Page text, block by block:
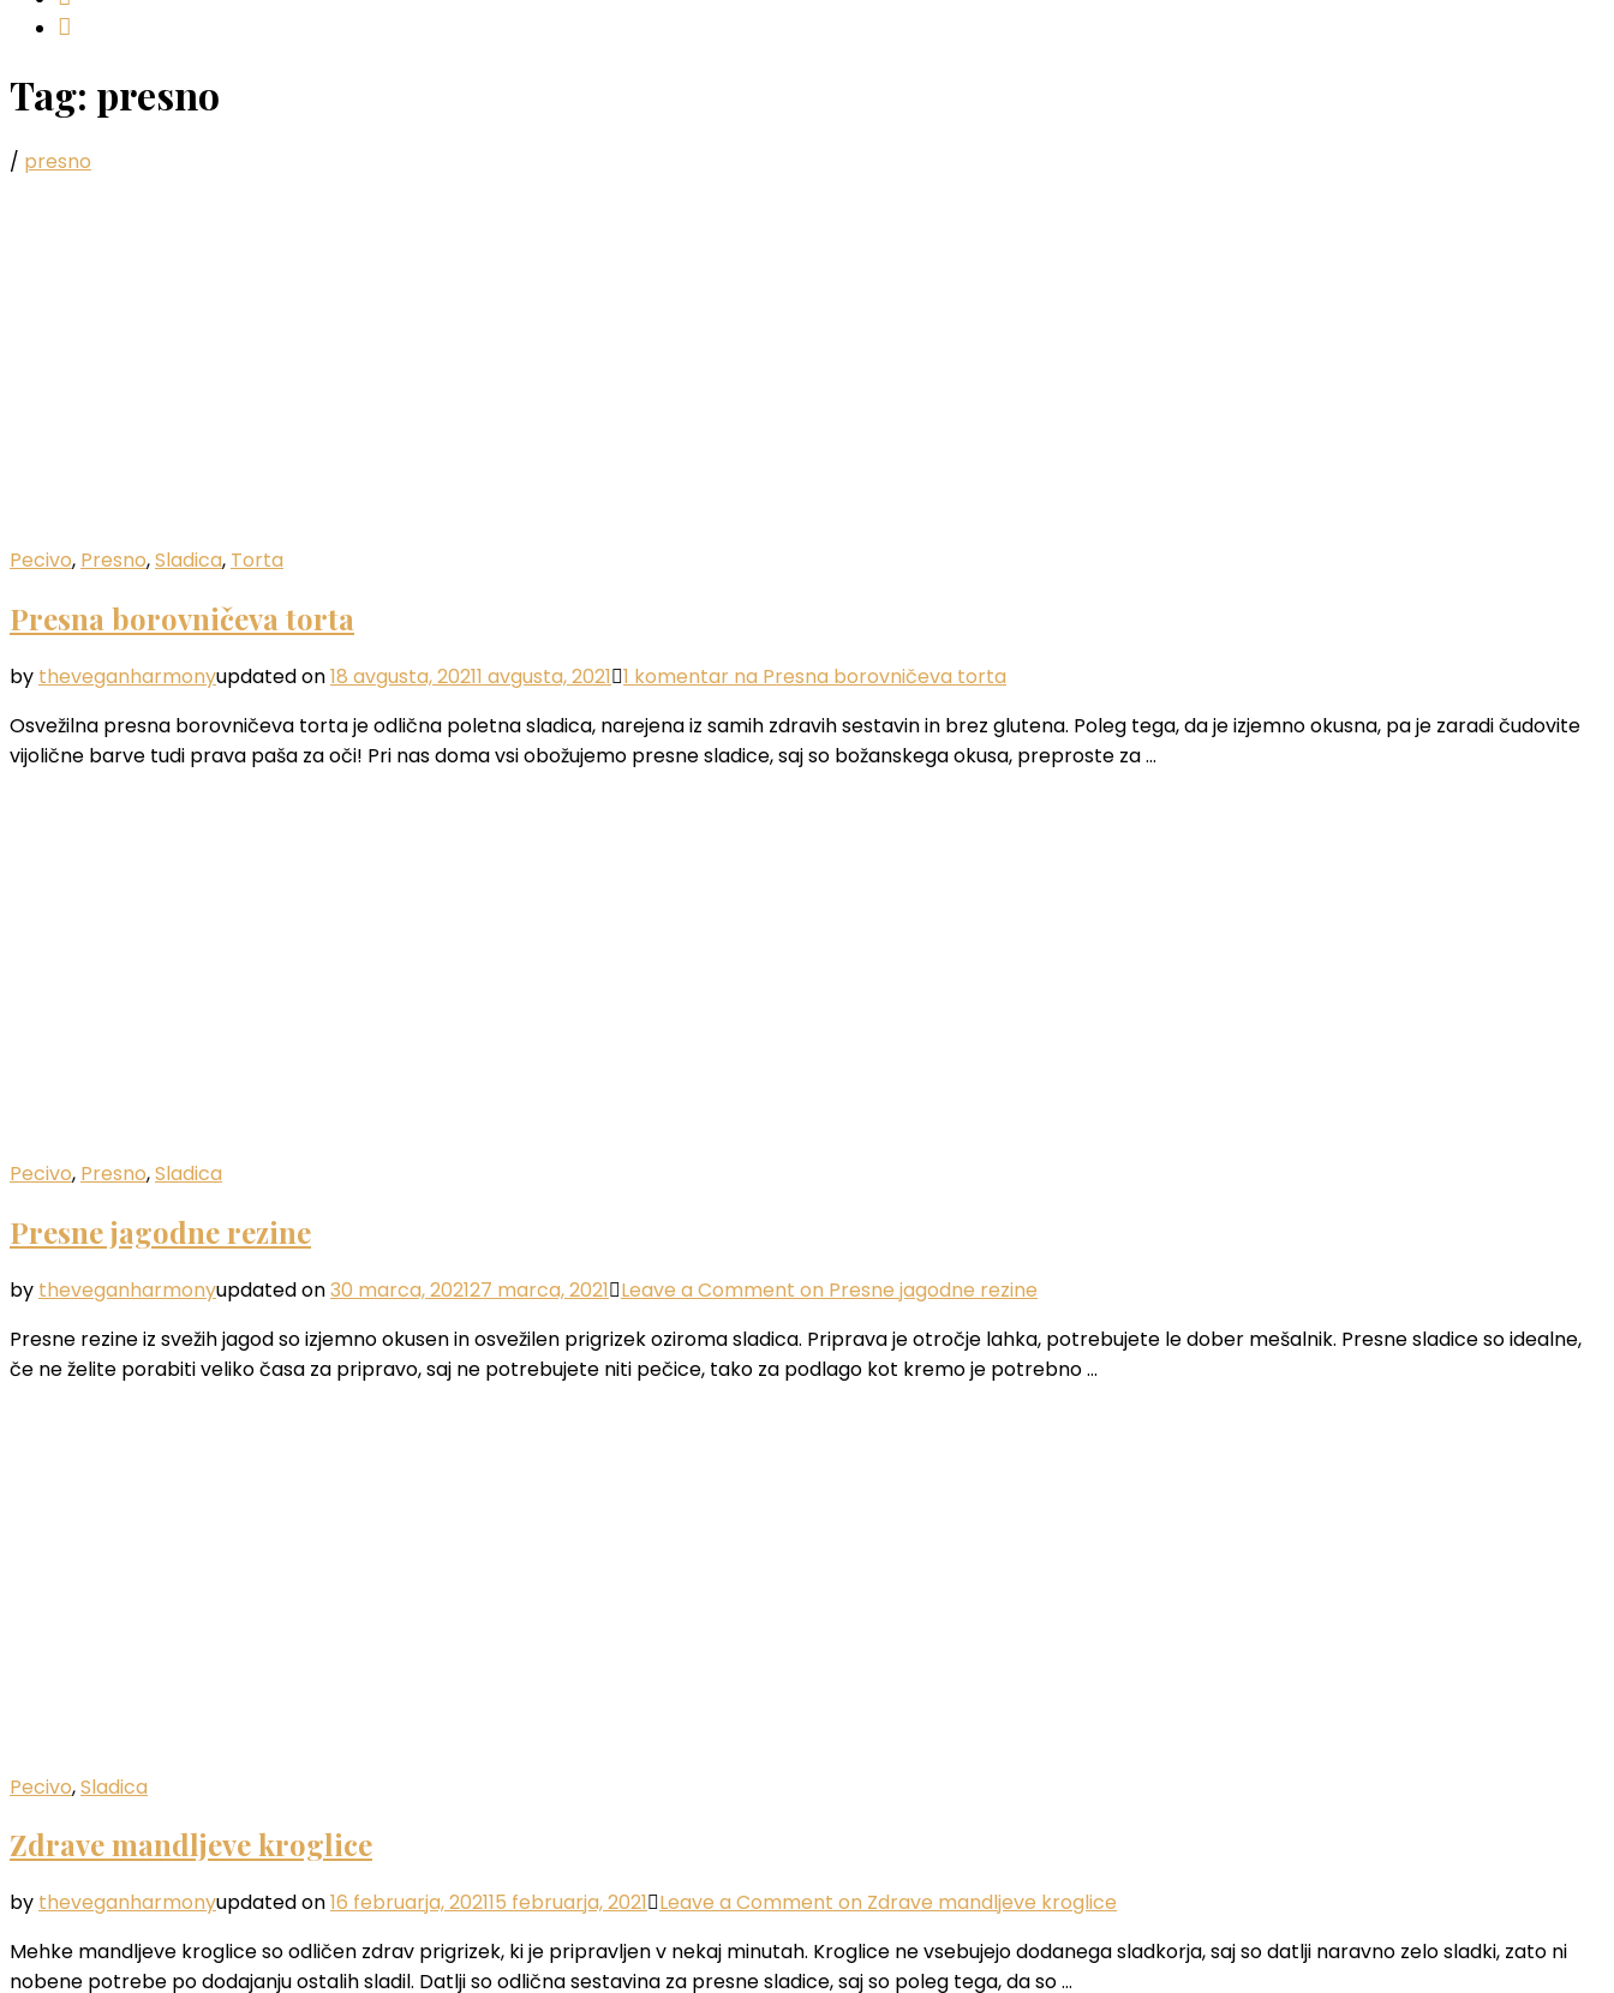
Tag: presno
/ presno
Pecivo, Presno,Sladica, Torta
Presna borovničeva torta
by theveganharmonyupdated on18 avgusta, 20211 avgusta, 2021 1 komentar na Presna borovničeva torta
Osvežilna presna borovničeva torta je odlična poletna sladica, narejena iz samih zdravih sestavin in brez glutena. Poleg tega, da je izjemno okusna, pa je zaradi čudovite
vijolične barve tudi prava paša za oči! Pri nas doma vsi obožujemo presne sladice, saj so božanskega okusa, preproste za …
Pecivo, Presno,Sladica
Presne jagodne rezine
by theveganharmonyupdated on30 marca, 202127 marca, 2021 Leave a Comment on Presne jagodne rezine
Presne rezine iz svežih jagod so izjemno okusen in osvežilen prigrizek oziroma sladica. Priprava je otročje lahka, potrebujete le dober mešalnik. Presne sladice so idealne,
če ne želite porabiti veliko časa za pripravo, saj ne potrebujete niti pečice, tako za podlago kot kremo je potrebno …
Pecivo,Sladica
Zdrave mandljeve kroglice
by theveganharmonyupdated on16 februarja, 202115 februarja, 2021 Leave a Comment on Zdrave mandljeve kroglice
Mehke mandljeve kroglice so odličen zdrav prigrizek, ki je pripravljen v nekaj minutah. Kroglice ne vsebujejo dodanega sladkorja, saj so datlji naravno zelo sladki, zato ni
nobene potrebe po dodajanju ostalih sladil. Datlji so odlična sestavina za presne sladice, saj so poleg tega, da so …